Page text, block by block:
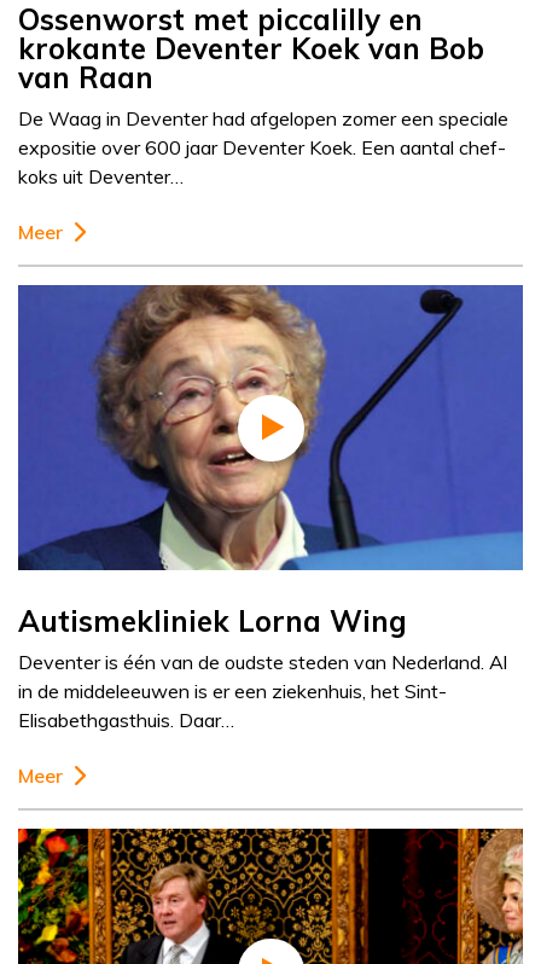
Ossenworst met piccalilly en
krokante Deventer Koek van Bob
van Raan
De Waag in Deventer had afgelopen zomer een speciale
expositie over 600 jaar Deventer Koek. Een aantal chef-
koks uit Deventer…
Meer
Autismekliniek Lorna Wing
Deventer is één van de oudste steden van Nederland. Al
in de middeleeuwen is er een ziekenhuis, het Sint-
Elisabethgasthuis. Daar…
Meer